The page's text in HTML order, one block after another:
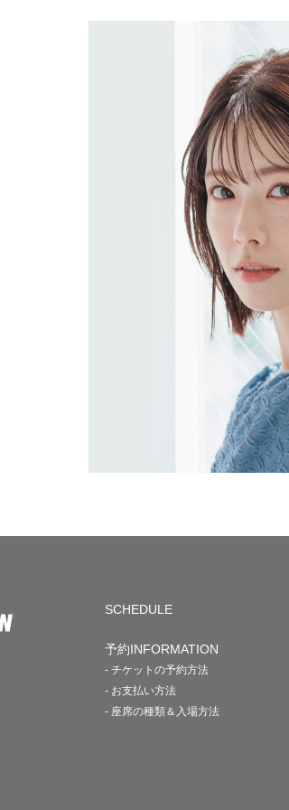
SCHEDULE
予約INFORMATION
- チケットの予約方法
- お支払い方法
- 座席の種類＆入場方法